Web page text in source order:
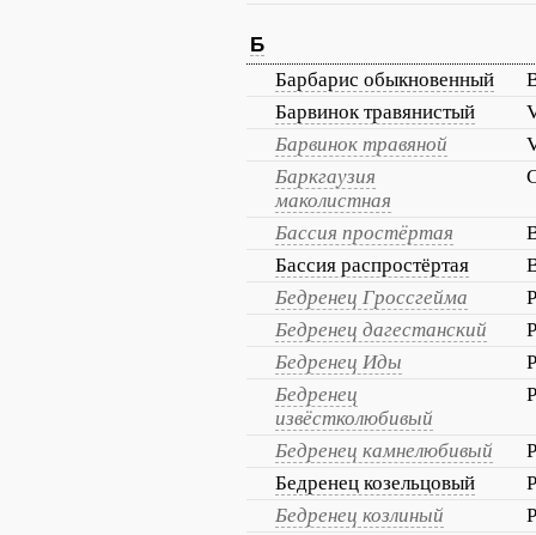
Б
Барбарис обыкновенный
Барвинок травянистый
Барвинок травяной
Баркгаузия
маколистная
Бассия простёртая
Бассия распростёртая
Бедренец Гроссгейма
Бедренец дагестанский
Бедренец Иды
Бедренец
извёстколюбивый
Бедренец камнелюбивый
Бедренец козельцовый
Бедренец козлиный